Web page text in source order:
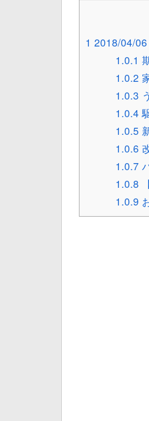
1 2018/04/06
1.0.1
1.0.2
1.0.3
1.0.4
1.0.5
1.0.6
1.0.7
1.0.8
1.0.9